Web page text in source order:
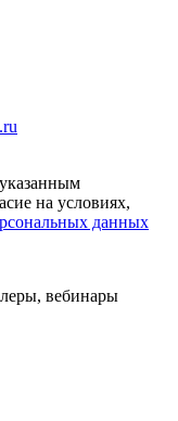
на условиях,
данных
вебинары